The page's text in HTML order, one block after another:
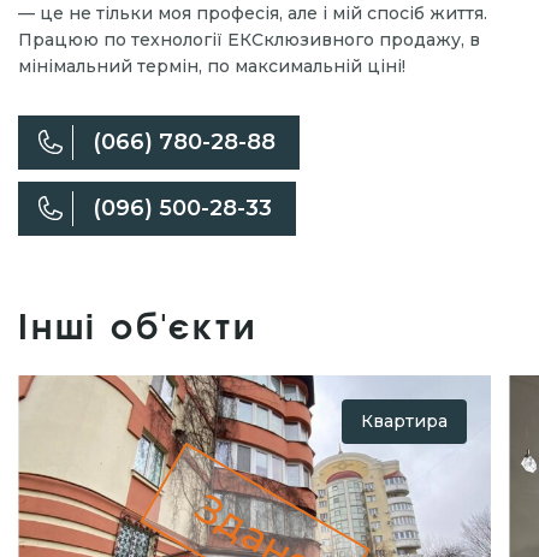
— це не тільки моя професія, але і мій спосіб життя.
Працюю по технології ЕКСклюзивного продажу, в
мінімальний термін, по максимальній ціні!
(066) 780-28-88
(096) 500-28-33
Інші об'єкти
Квартира
Здано